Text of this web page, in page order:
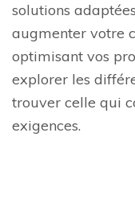
solutions
augmenter votre
optimisant vos
explorer les
trouver celle qui
exigences.